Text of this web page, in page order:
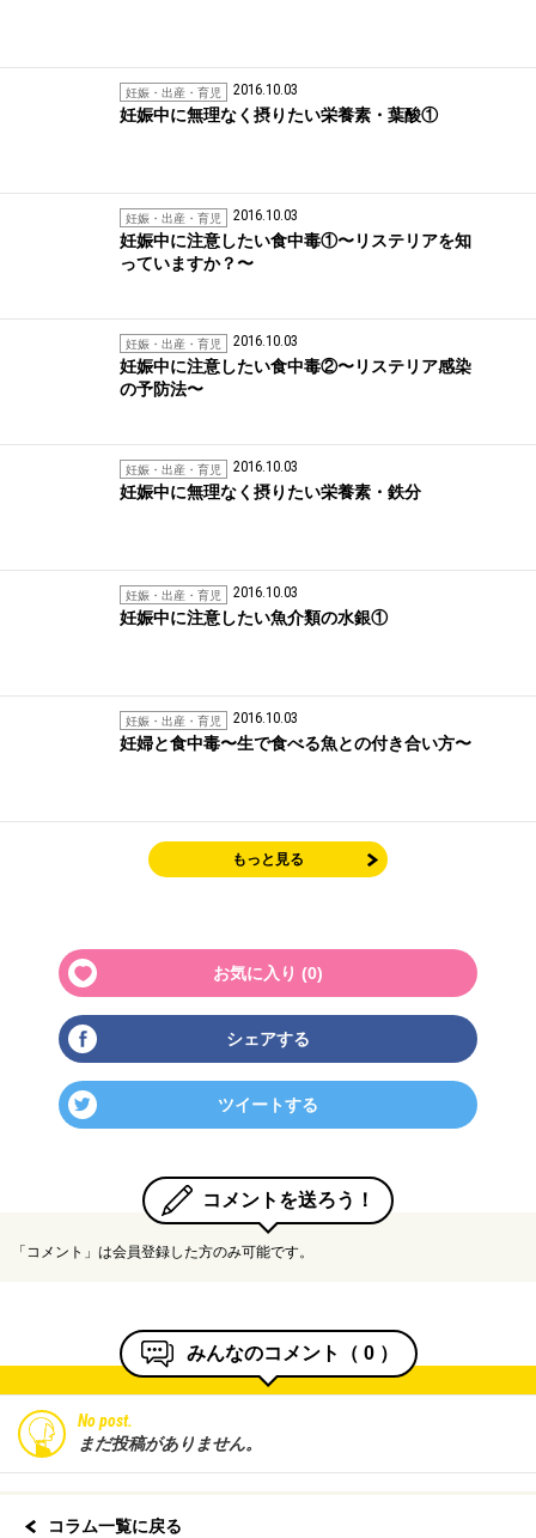
妊娠・出産・育児 2016.10.03
妊娠中に無理なく摂りたい栄養素・葉酸①
妊娠・出産・育児 2016.10.03
妊娠中に注意したい食中毒①〜リステリアを知
っていますか？〜
妊娠・出産・育児 2016.10.03
妊娠中に注意したい食中毒②〜リステリア感染
の予防法〜
妊娠・出産・育児 2016.10.03
妊娠中に無理なく摂りたい栄養素・鉄分
妊娠・出産・育児 2016.10.03
妊娠中に注意したい魚介類の水銀①
妊娠・出産・育児 2016.10.03
妊婦と食中毒〜生で食べる魚との付き合い方〜
もっと見る
お気に入り (0)
シェアする
ツイートする
コメントを送ろう！
「コメント」は会員登録した方のみ可能です。
みんなのコメント（ 0 ）
No post.
まだ投稿がありません。
コラム一覧に戻る